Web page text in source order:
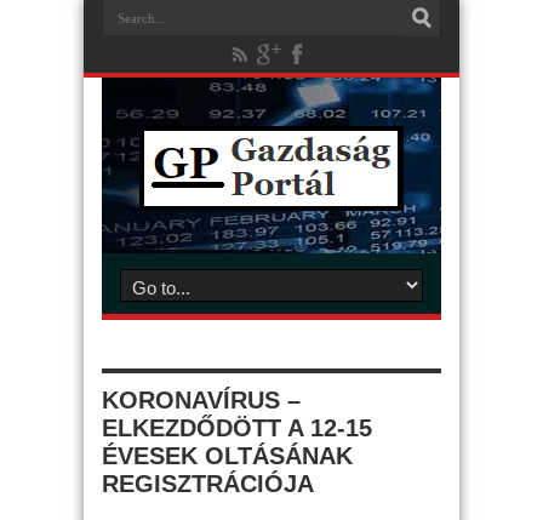
KORONAVÍRUS –
ELKEZDŐDÖTT A 12-15
ÉVESEK OLTÁSÁNAK
REGISZTRÁCIÓJA